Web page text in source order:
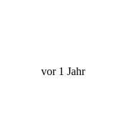
vor 1 Jahr